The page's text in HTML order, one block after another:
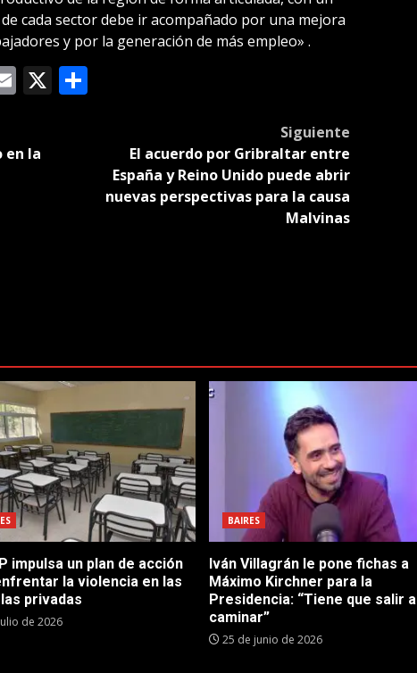
cada sector debe ir acompañado por una mejora
y por la generación de más empleo» .
Email
X Compartir
en la
Siguiente
El acuerdo por Gribraltar entre
España y Reino Unido puede abrir
nuevas perspectivas para la causa
Malvinas
impulsa un plan de acción
la violencia en las
privadas
de 2026
BAIRES
Iván Villagrán le pone fichas a
Máximo Kirchner para la
Presidencia: “Tiene que salir a
caminar”
25 de junio de 2026